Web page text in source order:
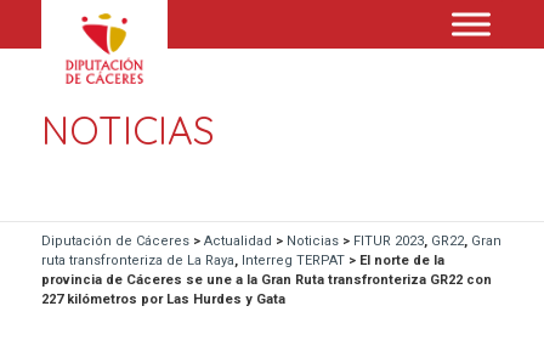
NOTICIAS
Diputación de Cáceres> Actualidad > Noticias> FITUR 2023, GR22, Gran
ruta transfronteriza de La Raya, Interreg TERPAT> El norte de la
provincia de Cáceres se une a la Gran Ruta transfronteriza GR22 con
227 kilómetros por Las Hurdes y Gata